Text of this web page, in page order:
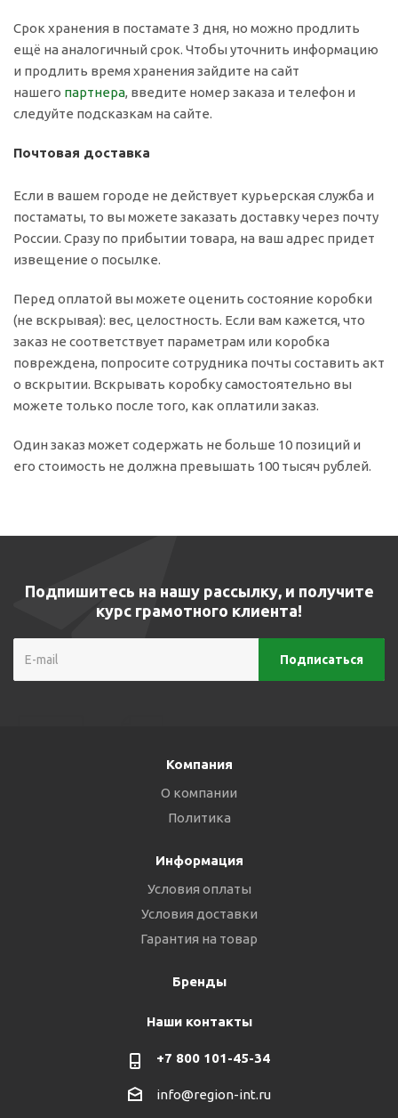
Срок хранения в постамате 3 дня, но можно продлить
ещё на аналогичный срок. Чтобы уточнить информацию
и продлить время хранения зайдите на сайт
нашего партнера, введите номер заказа и телефон и
следуйте подсказкам на сайте.
Почтовая доставка
Если в вашем городе не действует курьерская служба и
постаматы, то вы можете заказать доставку через почту
России. Сразу по прибытии товара, на ваш адрес придет
извещение о посылке.
Перед оплатой вы можете оценить состояние коробки
(не вскрывая): вес, целостность. Если вам кажется, что
заказ не соответствует параметрам или коробка
повреждена, попросите сотрудника почты составить акт
о вскрытии. Вскрывать коробку самостоятельно вы
можете только после того, как оплатили заказ.
Один заказ может содержать не больше 10 позиций и
его стоимость не должна превышать 100 тысяч рублей.
Подпишитесь на нашу рассылку, и получите
курс грамотного клиента!
Компания
О компании
Политика
Информация
Условия оплаты
Условия доставки
Гарантия на товар
Бренды
Наши контакты
+7 800 101-45-34
info@region-int.ru